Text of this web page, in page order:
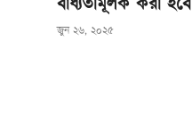
জুন ২৬, ২০২৫